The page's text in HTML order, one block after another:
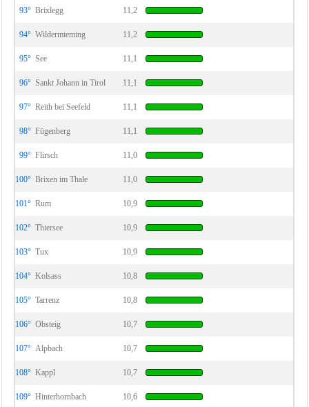
93° Brixlegg 11,2
94° Wildermieming 11,2
95° See 11,1
96° Sankt Johann in Tirol 11,1
97° Reith bei Seefeld 11,1
98° Fügenberg 11,1
99° Flirsch 11,0
100° Brixen im Thale 11,0
101° Rum 10,9
102° Thiersee 10,9
103° Tux 10,9
104° Kolsass 10,8
105° Tarrenz 10,8
106° Obsteig 10,7
107° Alpbach 10,7
108° Kappl 10,7
109° Hinterhornbach 10,6